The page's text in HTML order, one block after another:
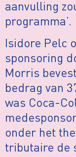
aanvulling
programma’.
Isidore Pelc
sponsoring
Morris
bedrag van
was Coca-
onder het
tributaire de